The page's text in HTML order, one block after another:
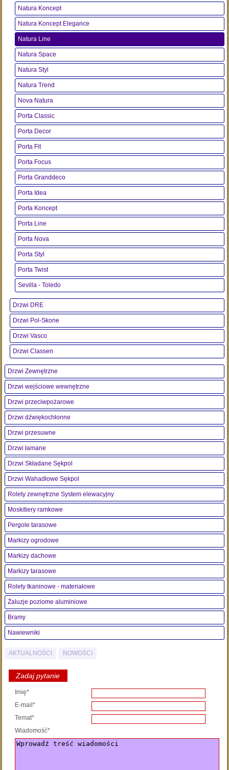
Natura Koncept
Natura Koncept Elegance
Natura Line
Natura Space
Natura Styl
Natura Trend
Nova Natura
Porta Classic
Porta Decor
Porta Fit
Porta Focus
Porta Granddeco
Porta Idea
Porta Koncept
Porta Line
Porta Nova
Porta Styl
Porta Twist
Sevilla - Toledo
Drzwi DRE
Drzwi Pol-Skone
Drzwi Vasco
Drzwi Classen
Drzwi Zewnętrzne
Drzwi wejściowe wewnętrzne
Drzwi przeciwpożarowe
Drzwi dźwiękochłonne
Drzwi przesuwne
Drzwi łamane
Drzwi Składane Sękpol
Drzwi Wahadłowe Sękpol
Rolety zewnętrzne System elewacyjny
Moskitiery ramkowe
Pergole tarasowe
Markizy ogrodowe
Markizy dachowe
Markizy tarasowe
Rolety tkaninowe - materiałowe
Żaluzje poziome aluminiowe
Bramy
Nawiewniki
AKTUALNOŚCI NOWOŚCI
Zadaj pytanie
Imię*
E-mail*
Temat*
Wiadomość*